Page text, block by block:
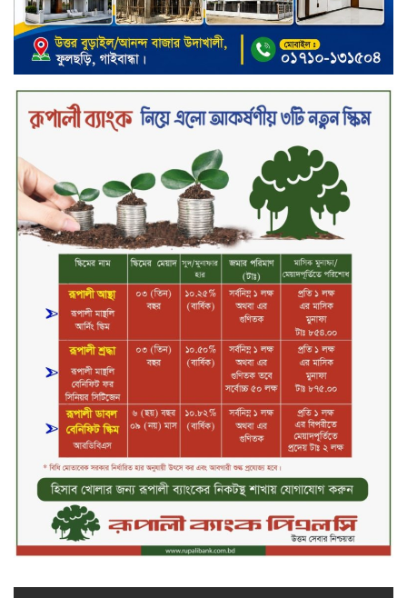
আলম কোল্ড রোল্ড
বিদায়ী সপ্তাহে দর বৃদ্ধির শীর্ষে ফারইস্ট
ফাইন্যান্স
বিদায়ী সপ্তাহে লেনদেনের শীর্ষে শার্প
ইন্ডাস্ট্রিজ
চুয়াডাঙ্গায় বিএআরআই’র কৃষি গবেষণা
কেন্দ্র, মেহেরপুর এর আঞ্চলিক রিভিউ
কর্মশালা/২০২৫-২৬ অনুষ্ঠিত
মুসলিম নিকাহ রেজিস্ট্রার কল্যাণ
পরিষদের সম্মেলন অনুষ্ঠিত